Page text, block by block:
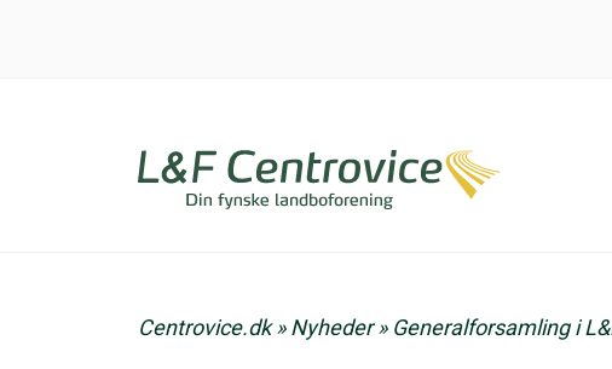
Centrovice.dk»Nyheder» Generalforsamling i